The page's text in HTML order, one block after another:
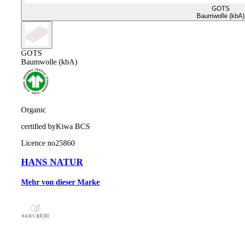
GOTS
Baumwolle (kbA)
GOTS
Baumwolle (kbA)
Organic
certified byKiwa BCS
Licence no25860
HANS NATUR
Mehr von dieser Marke